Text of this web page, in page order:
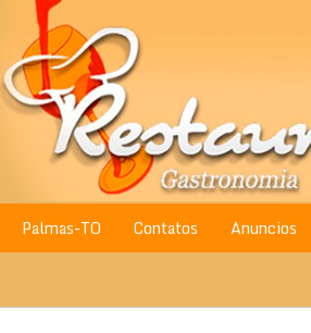
Palmas-TO Contatos Anuncios